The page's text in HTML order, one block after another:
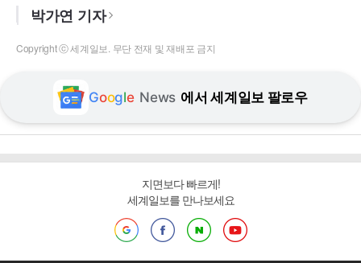
박가연 기자
Copyright ⓒ 세계일보. 무단 전재 및 재배포 금지
Google News 에서 세계일보 팔로우
지면보다 빠르게!
세계일보를 만나보세요